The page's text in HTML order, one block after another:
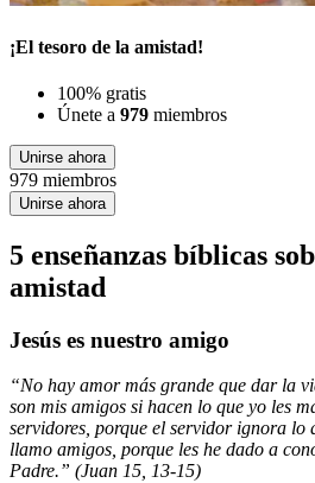
¡El tesoro de la amistad!
100% gratis
Únete a 979 miembros
Unirse ahora
979 miembros
Unirse ahora
5 enseñanzas bíblicas
amistad
Jesús es nuestro amigo
“No hay amor más grande que dar la
son mis amigos si hacen lo que yo les
servidores, porque el servidor ignora lo
llamo amigos, porque les he dado a
Padre.” (Juan 15, 13-15)